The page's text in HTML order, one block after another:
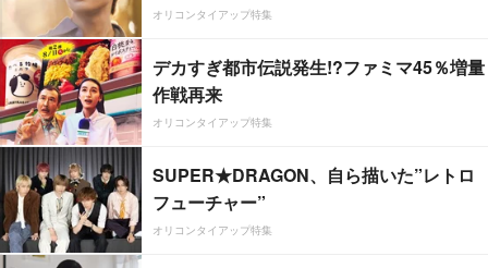
オリコンタイアップ特集
デカすぎ都市伝説発生!?ファミマ45％増量
作戦再来
オリコンタイアップ特集
SUPER★DRAGON、自ら描いた”レトロ
フューチャー”
オリコンタイアップ特集